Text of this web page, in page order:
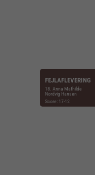
FEJLAFLEVERING
18. Anna Mathilde
Nordvig Hansen
Score: 17-12